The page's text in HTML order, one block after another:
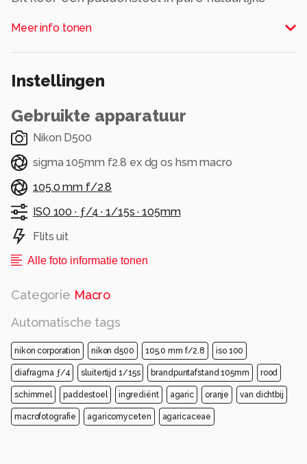
geüpload, maar de sfeer is toch anders omdat
op deze foto ineens de zon begon te schijnen.
Alle rechten voorbehouden
Meer info tonen
Instellingen
Gebruikte apparatuur
Nikon D500
sigma 105mm f2.8 ex dg os hsm macro
105.0 mm f/2.8
ISO 100 · ƒ/4 ·1/15s ·105mm
Flits uit
Alle foto informatie tonen
Categorie Macro
Automatische tags
nikon corporation nikon d500 105.0 mm f/2.8 iso 100
diafragma ƒ/4 sluitertijd 1/15s brandpuntafstand 105mm rood
schimmel paddestoel ingrediënt agaric oranje van dichtbij
macrofotografie agaricomyceten agaricaceae